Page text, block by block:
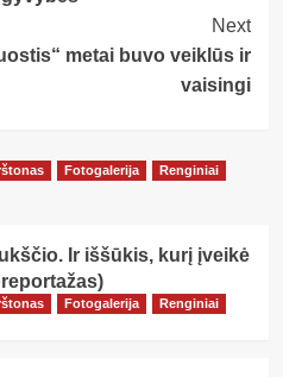
Next
metai buvo veiklūs ir
vaisingi
Fotogalerija
Renginiai
Ir iššūkis, kurį įveikė
Fotogalerija
Renginiai